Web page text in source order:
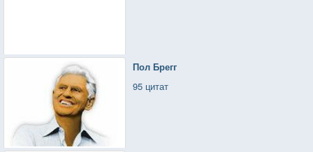
Пол Брегг
95 цитат